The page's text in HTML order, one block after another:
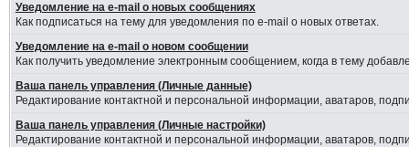
Уведомление на e-mail о новых сообщениях
Как подписаться на тему для уведомления по e-mail о новых ответах.
Уведомление на е-mail о новом сообщении
Как получить уведомление электронным сообщением, когда в тему
Ваша панель управления (Личные данные)
Редактирование контактной и персональной информации, аватаров,
Ваша панель управления (Личные настройки)
Редактирование контактной и персональной информации, аватаров,